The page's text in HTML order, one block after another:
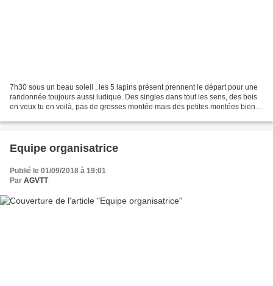
7h30 sous un beau soleil , les 5 lapins présent prennent le départ pour une
randonnée toujours aussi ludique. Des singles dans tout les sens, des bois
en veux tu en voilà, pas de grosses montée mais des petites montées bien
Equipe organisatrice
Publié le 01/09/2018 à 19:01
Par AGVTT